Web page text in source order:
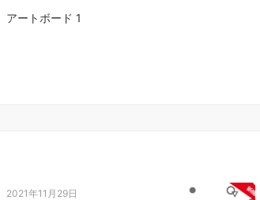
アートボード 1
2021年11月29日